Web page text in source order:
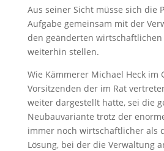
Aus seiner Sicht müsse sich die
Aufgabe gemeinsam mit der
den geänderten wirtschaftlichen
weiterhin stellen.
Wie Kämmerer Michael Heck im
Vorsitzenden der im Rat
weiter dargestellt hatte, sei die
Neubauvariante trotz der
immer noch wirtschaftlicher als
Lösung, bei der die Verwaltung